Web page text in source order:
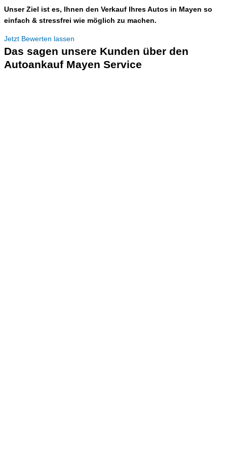
Unser Ziel ist es, Ihnen den Verkauf Ihres Autos in Mayen so
einfach & stressfrei wie möglich zu machen.
Jetzt Bewerten lassen
Das sagen unsere Kunden über den
Autoankauf Mayen Service